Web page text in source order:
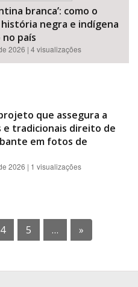
branca’: como o
negra e indígena
no país
2026 | 4 visualizações
que assegura a
e tradicionais direito de
em fotos de
2026 | 1 visualizações
4 5 … »